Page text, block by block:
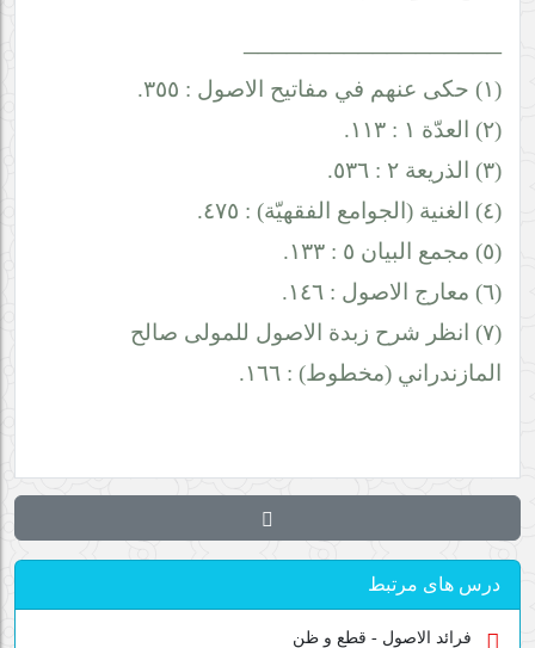
(١) حكى عنهم في مفاتيح الاصول : ٣٥٥.
(٢) العدّة ١ : ١١٣.
(٣) الذريعة ٢ : ٥٣٦.
(٤) الغنية (الجوامع الفقهيّة) : ٤٧٥.
(٥) مجمع البيان ٥ : ١٣٣.
(٦) معارج الاصول : ١٤٦.
(٧) انظر شرح زبدة الاصول للمولى صالح
المازندراني (مخطوط) : ١٦٦.
درس های مرتبط
فرائد الاصول - قطع و ظن